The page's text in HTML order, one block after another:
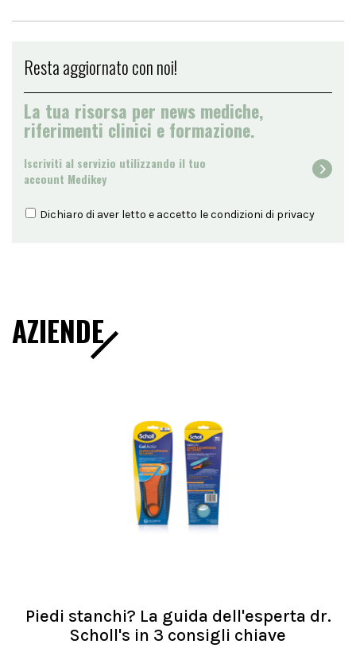
Resta aggiornato con noi!
La tua risorsa per news mediche,
riferimenti clinici e formazione.
Iscriviti al servizio utilizzando il tuo
account Medikey
Dichiaro di aver letto e accetto le condizioni di privacy
AZIENDE
Piedi stanchi? La guida dell'esperta dr.
Scholl's in 3 consigli chiave